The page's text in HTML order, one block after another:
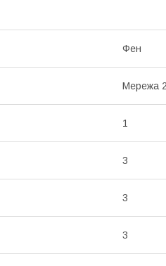
Фен
Мережа
1
3
3
3